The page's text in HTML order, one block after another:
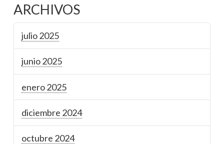
ARCHIVOS
julio 2025
junio 2025
enero 2025
diciembre 2024
octubre 2024